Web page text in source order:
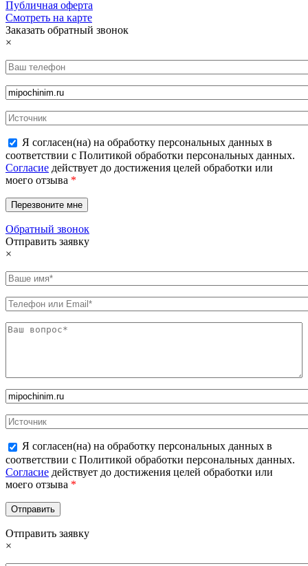
Публичная оферта
Смотреть на карте
Заказать обратный звонок
×
Я согласен(на) на обработку персональных данных в
соответствии с Политикой обработки персональных данных.
Согласие действует до достижения целей обработки или
моего отзыва *
Обратный звонок
Отправить заявку
×
Я согласен(на) на обработку персональных данных в
соответствии с Политикой обработки персональных данных.
Согласие действует до достижения целей обработки или
моего отзыва *
Отправить заявку
×